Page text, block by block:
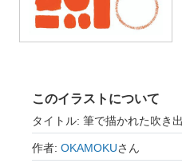
このイラストについて
タイトル: 筆で描かれた吹き
作者: OKAMOKUさん